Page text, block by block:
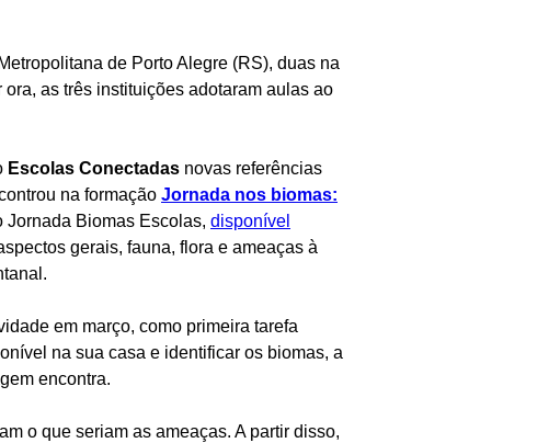
de Porto Alegre (RS), duas na
as três instituições adotaram aulas ao
Escolas Conectadas novas referências
na formação Jornada nos biomas:
Jornada Biomas Escolas, disponível
gerais, fauna, flora e ameaças à
em março, como primeira tarefa
na sua casa e identificar os biomas, a
encontra.
o que seriam as ameaças. A partir disso,